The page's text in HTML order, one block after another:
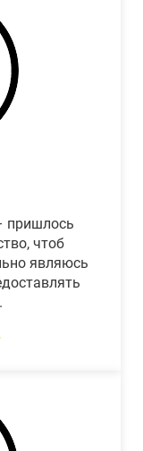
пришлось
чтоб
являюсь